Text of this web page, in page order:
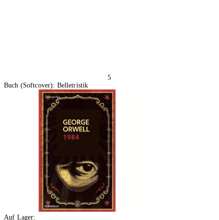
5
Buch (Softcover): Belletristik
Auf Lager: